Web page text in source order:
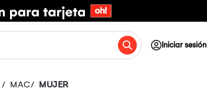
Iniciar sesión
MAC MUJER